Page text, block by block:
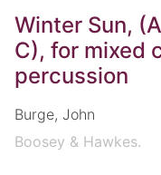
Winter Sun,
C), for mixed
percussion
Burge, John
Boosey & Hawkes.